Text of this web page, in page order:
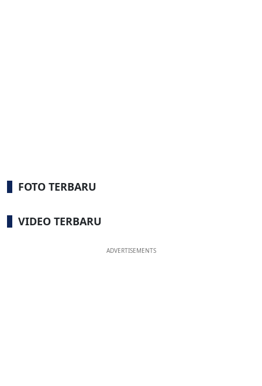
FOTO TERBARU
VIDEO TERBARU
ADVERTISEMENTS